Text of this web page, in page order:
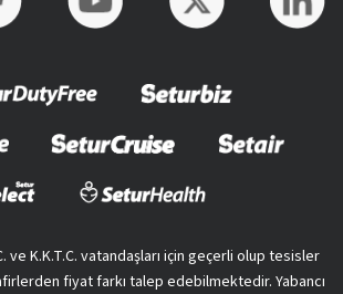
ve K.K.T.C. vatandaşları için geçerli olup tesisler
fiyat farkı talep edebilmektedir. Yabancı